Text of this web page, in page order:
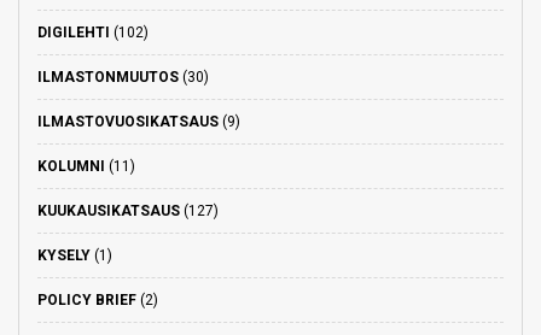
DIGILEHTI (102)
ILMASTONMUUTOS (30)
ILMASTOVUOSIKATSAUS (9)
KOLUMNI (11)
KUUKAUSIKATSAUS (127)
KYSELY (1)
POLICY BRIEF (2)